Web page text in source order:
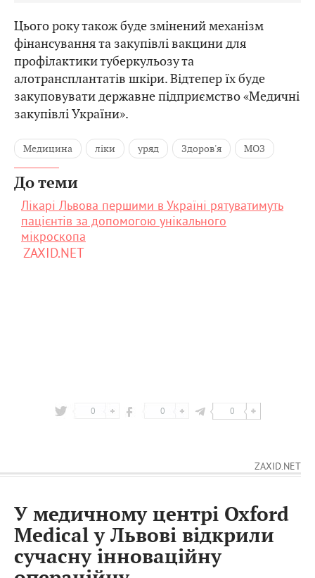
Цього року також буде змінений механізм
фінансування та закупівлі вакцини для
профілактики туберкульозу та
алотрансплантатів шкіри. Відтепер їх буде
закуповувати державне підприємство «Медичні
закупівлі України».
Медицина ліки уряд Здоров'я МОЗ
До теми
Лікарі Львова першими в Україні рятуватимуть
пацієнтів за допомогою унікального
мікроскопа
ZAXID.NET
0 0 0
ZAXID.NET
У медичному центрі Oxford
Medical у Львові відкрили
сучасну інноваційну